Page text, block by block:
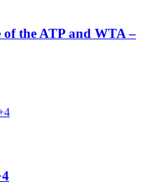
the ATP and WTA –